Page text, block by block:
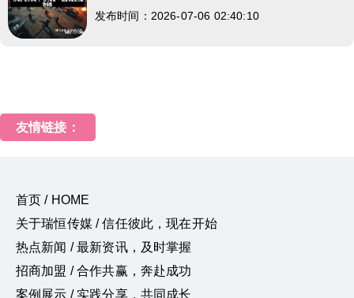
发布时间：2026-07-06 02:40:10
友情链接：
首页 / HOME
关于瑞恒传媒 / 信任彼此，现在开始
热点新闻 / 最新资讯，及时掌握
招商加盟 / 合作共赢，奔赴成功
案例展示 / 实践分享，共同成长